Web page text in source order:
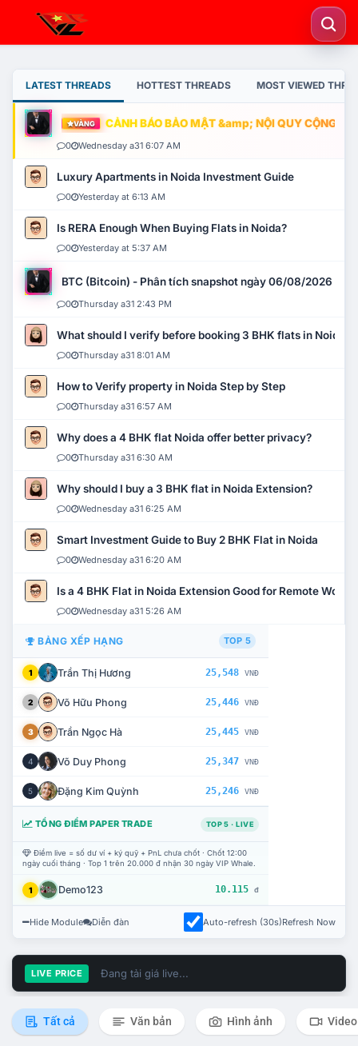
LATEST THREADS HOTTEST THREADS MOST VIEWED
VÀNG CẢNH BÁO BẢO MẬT &amp; NỘI QUY CỘNG
0 Wednesday a31 6:07 AM
Luxury Apartments in Noida Investment Guide
0 Yesterday at 6:13 AM
Is RERA Enough When Buying Flats in Noida?
0 Yesterday at 5:37 AM
BTC (Bitcoin) - Phân tích snapshot ngày 06/08/2026
0 Thursday a31 2:43 PM
What should I verify before booking 3 BHK flats in Noida?
0 Thursday a31 8:01 AM
How to Verify property in Noida Step by Step
0 Thursday a31 6:57 AM
Why does a 4 BHK flat Noida offer better privacy?
0 Thursday a31 6:30 AM
Why should I buy a 3 BHK flat in Noida Extension?
0 Wednesday a31 6:25 AM
Smart Investment Guide to Buy 2 BHK Flat in Noida
0 Wednesday a31 6:20 AM
Is a 4 BHK Flat in Noida Extension Good for Remote Work?
0 Wednesday a31 5:26 AM
BẢNG XẾP HẠNG TOP 5
1 Trần Thị Hương 25,548 VNĐ
2 Võ Hữu Phong 25,446 VNĐ
3 Trần Ngọc Hà 25,445 VNĐ
4 Võ Duy Phong 25,347 VNĐ
5 Đặng Kim Quỳnh 25,246 VNĐ
TỔNG ĐIỂM PAPER TRADE TOP 5 · LIVE
Điểm live = số dư ví + ký quỹ + PnL chưa chốt · Chốt 12:00
ngày cuối tháng · Top 1 trên 20.000 đ nhận 30 ngày VIP Whale.
1 Demo123 10.115 đ
Hide Module Diễn đàn Auto-refresh (30s)Refresh Now
LIVE PRICE Đang tải giá live...
Tất cả Văn bản Hình ảnh Video